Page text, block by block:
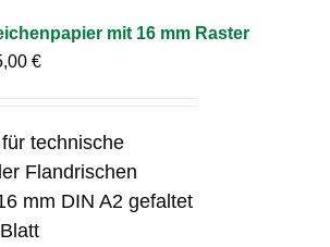
mit 16 mm Raster
€
technische
Flandrischen
mm DIN A2 gefaltet